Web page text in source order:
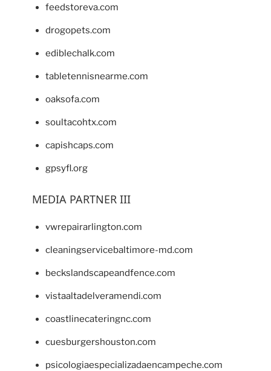
feedstoreva.com
drogopets.com
ediblechalk.com
tabletennisnearme.com
oaksofa.com
soultacohtx.com
capishcaps.com
gpsyfl.org
MEDIA PARTNER III
vwrepairarlington.com
cleaningservicebaltimore-md.com
beckslandscapeandfence.com
vistaaltadelveramendi.com
coastlinecateringnc.com
cuesburgershouston.com
psicologiaespecializadaencampeche.com